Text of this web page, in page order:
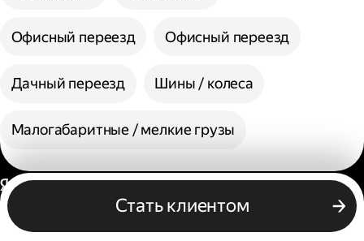
Офисный переезд Офисный переезд
Дачный переезд Шины / колеса
Малогабаритные / мелкие грузы
Стать клиентом
Россия
Бизнесу